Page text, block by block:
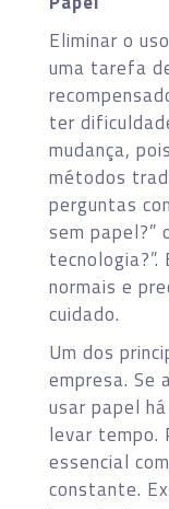
Eliminar o
uma tarefa
ter
mudança,
métodos
perguntas
sem papel?”
normais e
cuidado.
Um dos
empresa. Se
usar papel
levar tempo.
essencial
constante.